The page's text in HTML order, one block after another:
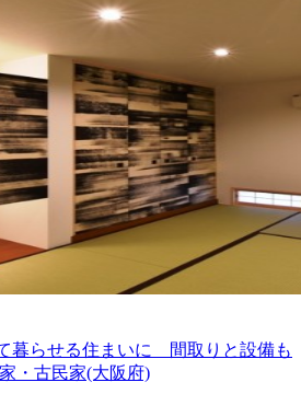
暮らせる住まいに 間取りと設備も
・古民家(大阪府)